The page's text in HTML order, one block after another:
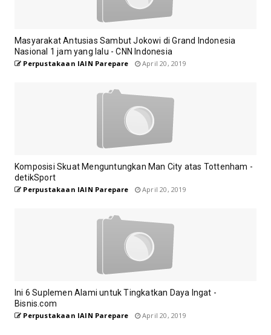
Masyarakat Antusias Sambut Jokowi di Grand Indonesia
Nasional 1 jam yang lalu - CNN Indonesia
Perpustakaan IAIN Parepare April 20, 2019
Komposisi Skuat Menguntungkan Man City atas Tottenham -
detikSport
Perpustakaan IAIN Parepare April 20, 2019
Ini 6 Suplemen Alami untuk Tingkatkan Daya Ingat -
Bisnis.com
Perpustakaan IAIN Parepare April 20, 2019